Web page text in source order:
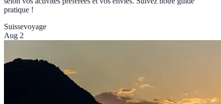
pratique !
Suissevoyage
Aug 2